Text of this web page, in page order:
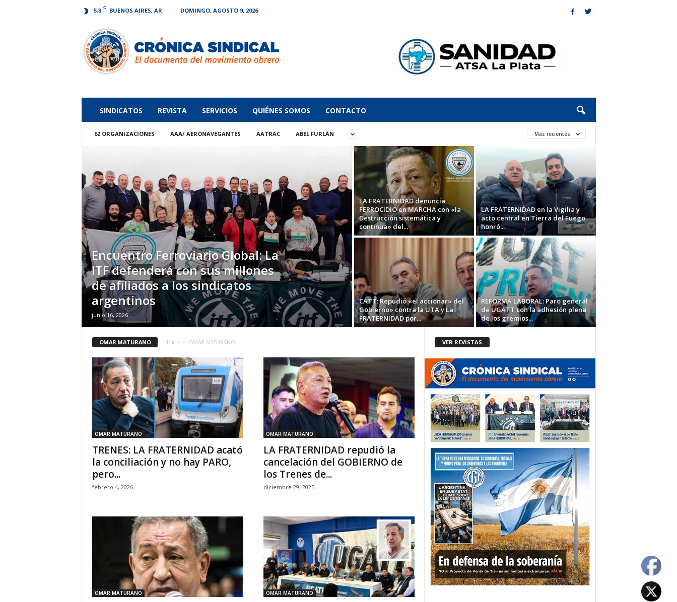
5.8 C BUENOS AIRES, AR DOMINGO, AGOSTO 9, 2026
Sindical
SINDICATOS REVISTA SERVICIOS QUIÉNES SOMOS CONTACTO
62 ORGANIZACIONES AAA/ AERONAVEGANTES AATRAC ABEL FURLÁN Más recientes
Encuentro Ferroviario Global: La
ITF defenderá con sus millones
de afiliados a los sindicatos
argentinos
junio 16, 2026
LA FRATERNIDAD denuncia
FERROCIDIO en MARCHA con «la
Destrucción sistemática y
continua» del...
LA FRATERNIDAD en la Vigilia y
acto central en Tierra del Fuego
honró...
CATT: Repudió «el accionar» del
Gobierno» contra la UTA y La
FRATERNIDAD por...
REFORMA LABORAL: Paro general
de UGATT con la adhesión plena
de los gremios...
OMAR MATURANO Inicio OMAR MATURANO
OMAR MATURANO
TRENES: LA FRATERNIDAD acató
la conciliación y no hay PARO,
pero...
febrero 4, 2026
OMAR MATURANO
LA FRATERNIDAD repudió la
cancelación del GOBIERNO de
los Trenes de...
diciembre 29, 2025
OMAR MATURANO OMAR MATURANO
VER REVISTAS